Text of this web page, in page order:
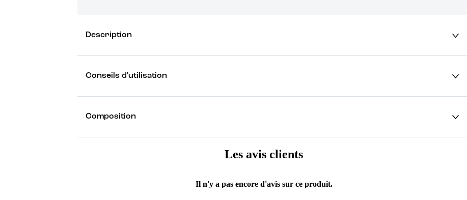
Description
Conseils d'utilisation
Composition
Les avis clients
Il n'y a pas encore d'avis sur ce produit.